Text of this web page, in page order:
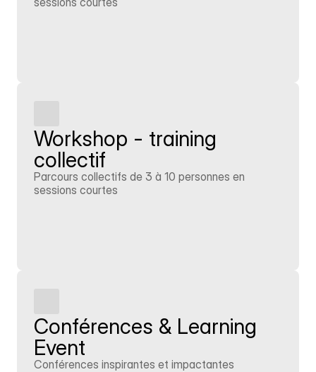
Workshop - training
collectif
Parcours collectifs de 3 à 10 personnes en
sessions courtes
Conférences & Learning
Event
Conférences inspirantes et impactantes